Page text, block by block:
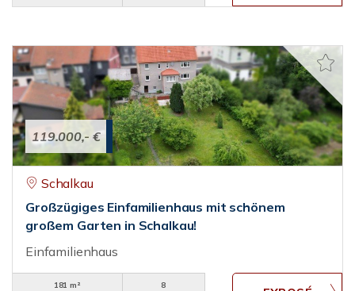
119.000,- €
Schalkau
Großzügiges Einfamilienhaus mit schönem
großem Garten in Schalkau!
Einfamilienhaus
181 m²
8